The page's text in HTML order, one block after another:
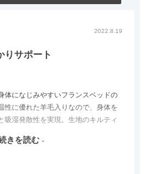
2022.8.19
りサポート
体になじみやすいフランスベッドの
性に優れた羊毛入りなので、身体を
吸湿発散性を実現。生地のキルティ
ので寝返りを打った時にしっかりと
トしてくれるので、マットレスでお
きを読む